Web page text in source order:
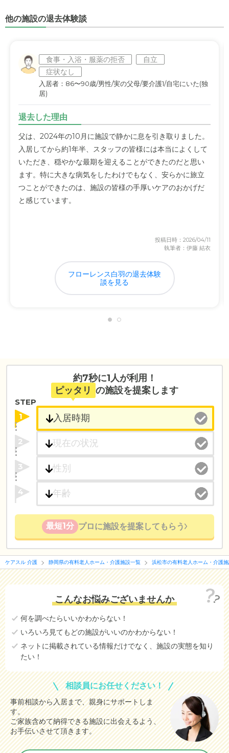
他の施設の退去体験談
食事・入浴・服薬の拒否
自立
症状なし
入居者：86〜90歳/男性/実の父母/要介護1/自宅にいた(独
居)
退去した理由
父は、2024年の10月に施設で静かに息を引き取りました。
入居してから約1年半、スタッフの皆様には本当によくして
いただき、穏やかな最期を迎えることができたのだと思い
ます。特に大きな病気をしたわけでもなく、安らかに旅立
つことができたのは、施設の皆様の手厚いケアのおかげだ
と感じています。
投稿日時：2026/04/11
執筆者：伊藤 結衣
フローレンス白羽の退去体験
談を見る
約7秒に1人が利用！
ピッタリ の施設を提案します
STEP
1
2
3
4
最短1分 プロに施設を提案してもらう
ケアスル 介護 静岡県の有料老人ホーム・介護施設一覧 浜松市の有料老人ホーム・介護
こんなお悩みございませんか
何を調べたらいいかわからない！
いろいろ見てもどの施設がいいのかわからない！
ネットに掲載されている情報だけでなく、施設の実態を知り
たい！
相談員にお任せください！
事前相談から入居まで、親身にサポートしま
す。
ご家族含めて納得できる施設に出会えるよう、
お手伝いさせて頂きます。